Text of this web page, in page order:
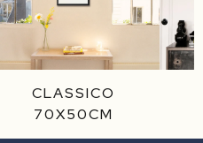
CLASSICO
70X50CM